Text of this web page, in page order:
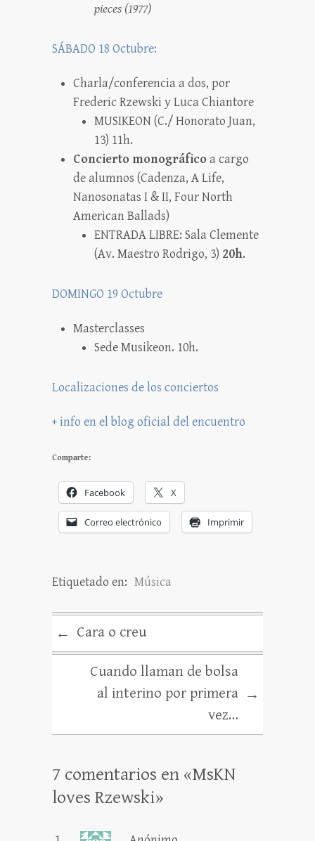
pieces (1977)
SÁBADO 18 Octubre:
Charla/conferencia a dos, por
Frederic Rzewski y Luca Chiantore
MUSIKEON (C./ Honorato Juan,
13) 11h.
Concierto monográficoa cargo
de alumnos (Cadenza, A Life,
Nanosonatas I & II, Four North
American Ballads)
ENTRADA LIBRE: Sala Clemente
(Av. Maestro Rodrigo, 3) 20h.
DOMINGO 19 Octubre
Masterclasses
Sede Musikeon. 10h.
Localizaciones de los conciertos
+ info en el blog oficial del encuentro
Comparte:
Facebook X
Correo electrónico Imprimir
Etiquetado en: Música
← Cara o creu
Cuando llaman de bolsa
al interino por primera
vez…
→
7 comentarios en «MsKN
loves Rzewski»